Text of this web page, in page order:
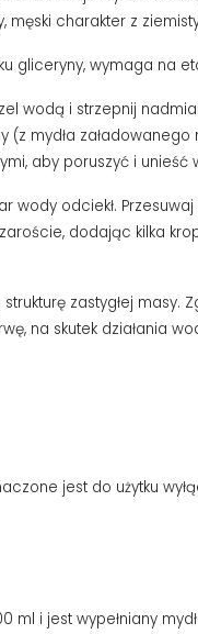
charakter z
gliceryny, wymaga na
wodą i strzepnij
(z mydła
aby poruszyć i
wody odciekł.
dodając kilka
zastygłej
na skutek działania
jest do użytku
ml i jest wypełniany